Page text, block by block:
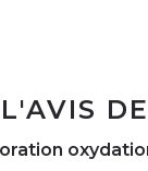
L'AVIS